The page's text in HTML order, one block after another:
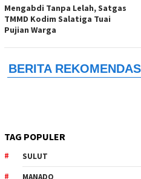
Mengabdi Tanpa Lelah, Satgas
TMMD Kodim Salatiga Tuai
Pujian Warga
TAG POPULER
SULUT
MANADO